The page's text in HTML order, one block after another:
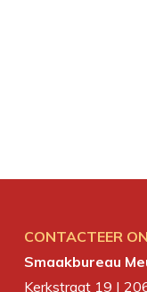
CONTACTEER
Smaakbureau
Kerkstraat 19 |